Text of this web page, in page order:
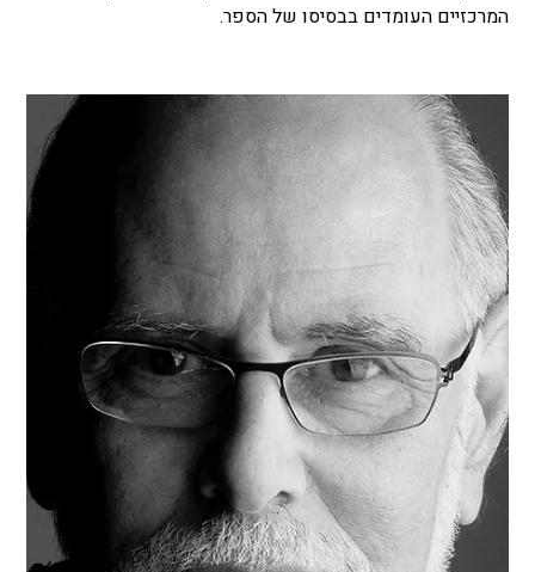
המרכזיים העומדים בבסיסו של הספר.